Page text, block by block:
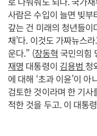
사람은 수입이 늘면 빚부
갚는 건 미래의 청년들이
채’다. 이것도 가짜뉴스
운다.” (장동혁 국민의힘
재명 대통령이 김용범 청
에 대해 ‘초과 이윤’이 아
검토한 것이라며 한 기사
적한 것을 두고. 이 대통